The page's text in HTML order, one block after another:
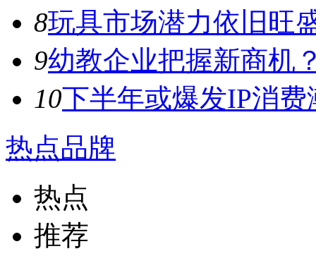
8玩具市场潜力依旧旺
9幼教企业把握新商机
10下半年或爆发IP消
热点品牌
热点
推荐